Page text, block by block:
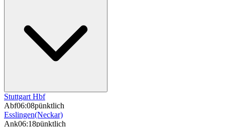
Stuttgart Hbf
Abf06:08pünktlich
Esslingen(Neckar)
Ank06:18pünktlich